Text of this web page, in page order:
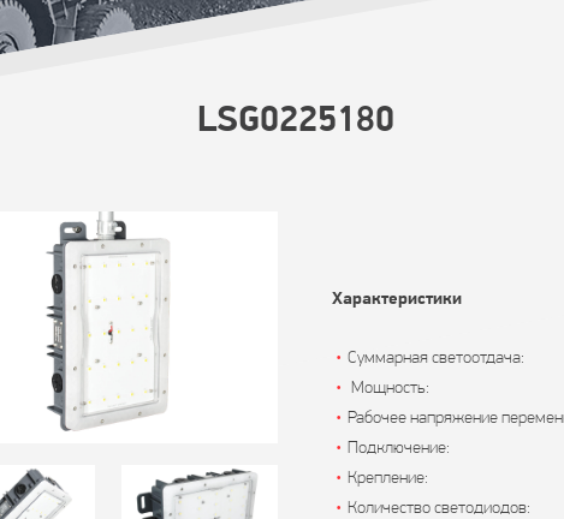
LSG0225180
Характеристики
• Суммарная светоотдача:
• Мощность:
• Рабочее напряжение
• Подключение:
• Крепление:
• Количество светодиодов: